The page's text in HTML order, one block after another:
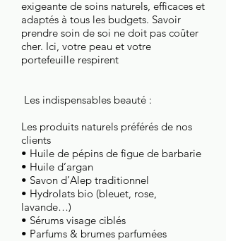
exigeante de soins naturels, efficaces et
adaptés à tous les budgets. Savoir
prendre soin de soi ne doit pas coûter
cher. Ici, votre peau et votre
portefeuille respirent
Les indispensables beauté :
Les produits naturels préférés de nos
clients
• Huile de pépins de figue de barbarie
• Huile d’argan
• Savon d’Alep traditionnel
• Hydrolats bio (bleuet, rose,
lavande…)
• Sérums visage ciblés
• Parfums & brumes parfumées